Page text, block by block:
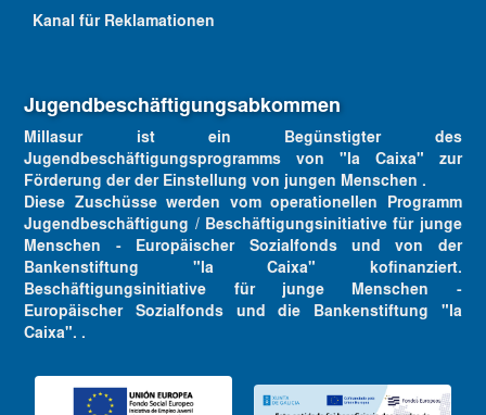
Kanal für Reklamationen
Jugendbeschäftigungsabkommen
Millasur ist ein Begünstigter des
Jugendbeschäftigungsprogramms von "la Caixa" zur
Förderung der der Einstellung von jungen Menschen .
Diese Zuschüsse werden vom operationellen Programm
Jugendbeschäftigung / Beschäftigungsinitiative für junge
Menschen - Europäischer Sozialfonds und von der
Bankenstiftung "la Caixa" kofinanziert.
Beschäftigungsinitiative für junge Menschen -
Europäischer Sozialfonds und die Bankenstiftung "la
Caixa". .